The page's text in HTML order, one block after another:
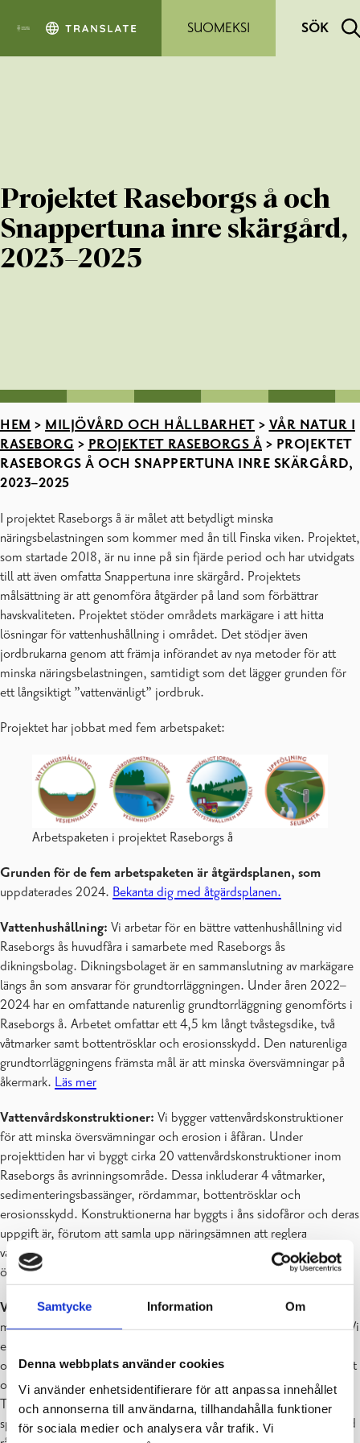
Samtycke Information Om
Denna webbplats använder cookies
Vi använder enhetsidentifierare för att anpassa innehållet
och annonserna till användarna, tillhandahålla funktioner
för sociala medier och analysera vår trafik. Vi
SUOMEKSI
SÖK
Projektet Raseborgs å och
Snappertuna inre skärgård,
2023–2025
HEM > MILJÖVÅRD OCH HÅLLBARHET > VÅR NATUR I
RASEBORG > PROJEKTET RASEBORGS Å > PROJEKTET
RASEBORGS Å OCH SNAPPERTUNA INRE SKÄRGÅRD,
2023–2025
I projektet Raseborgs å är målet att betydligt minska
näringsbelastningen som kommer med ån till Finska viken. Projektet,
som startade 2018, är nu inne på sin fjärde period och har utvidgats
till att även omfatta Snappertuna inre skärgård. Projektets
målsättning är att genomföra åtgärder på land som förbättrar
havskvaliteten. Projektet stöder områdets markägare i att hitta
lösningar för vattenhushållning i området. Det stödjer även
jordbrukarna genom att främja införandet av nya metoder för att
minska näringsbelastningen, samtidigt som det lägger grunden för
ett långsiktigt ”vattenvänligt” jordbruk.
Projektet har jobbat med fem arbetspaket:
Arbetspaketen i projektet Raseborgs å
Grunden för de fem arbetspaketen är åtgärdsplanen, som
uppdaterades 2024. Bekanta dig med åtgärdsplanen.
Vattenhushållning: Vi arbetar för en bättre vattenhushållning vid
Raseborgs ås huvudfåra i samarbete med Raseborgs ås
dikningsbolag. Dikningsbolaget är en sammanslutning av markägare
längs ån som ansvarar för grundtorrläggningen. Under åren 2022–
2024 har en omfattande naturenlig grundtorrläggning genomförts i
Raseborgs å. Arbetet omfattar ett 4,5 km långt tvåstegsdike, två
våtmarker samt bottentrösklar och erosionsskydd. Den naturenliga
grundtorrläggningens främsta mål är att minska översvämningar på
åkermark. Läs mer
Vattenvårdskonstruktioner: Vi bygger vattenvårdskonstruktioner
för att minska översvämningar och erosion i åfåran. Under
projekttiden har vi byggt cirka 20 vattenvårdskonstruktioner inom
Raseborgs ås avrinningsområde. Dessa inkluderar 4 våtmarker,
sedimenteringsbassänger, rördammar, bottentrösklar och
erosionsskydd. Konstruktionerna har byggts i åns sidofåror och deras
uppgift är, förutom att samla upp näringsämnen att reglera
vattenflödet vid stora nederbördsmängder, vilket minskar
översvämningar och erosion.
Vattenvänligt jordbruk:
Vi stöder lokala odlare i att ta i bruk
moderna metoder för att minska näringsbelastningen från åkrarna. Vi
erbjuder rådgivning om odlingsmetoder, gödsling och
odlingsplanering för att minska näringsbelastningen till ån. Projektet
organiserar skolningstillfällen för nyländska svenska jordbrukare.
Temat för år 2023–2025 är precisionsgödsel, där tanken är att
sprida gödseln där den behövs. Rådgivningen görs i samarbete med